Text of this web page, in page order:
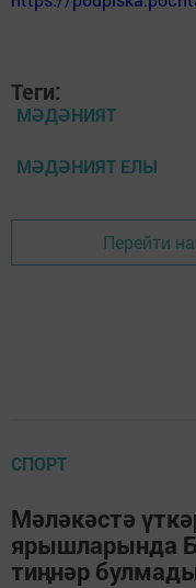
Теги:
МӘДӘНИЯТ
МӘДӘНИЯТ ЕЛЫ
Перейти
СПОРТ
Мәләкәстә
ярышларында
тиңнәр